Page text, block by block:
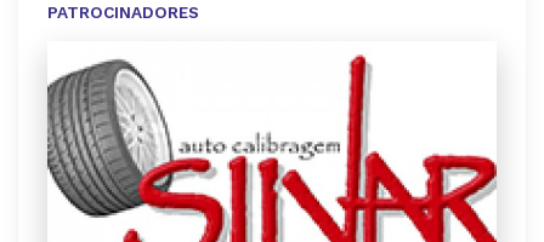
PATROCINADORES